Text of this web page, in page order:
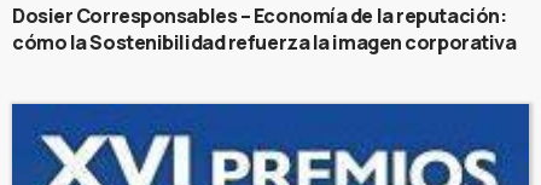
Dosier Corresponsables – Economía de la reputación:
cómo la Sostenibilidad refuerza la imagen corporativa